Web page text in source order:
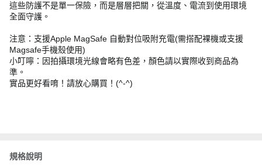
這些防護不是單一保險，而是層層把關，從溫度、電流到使用環境
全面守護。
注意：支援Apple MagSafe 自動對位吸附充電(需搭配裸機或支援
Magsafe手機殼使用)
小叮嚀：因拍攝環境光線會略有色差，顏色請以實際收到商品為
準。
實品更好看唷！請放心購買！(^-^)
規格說明